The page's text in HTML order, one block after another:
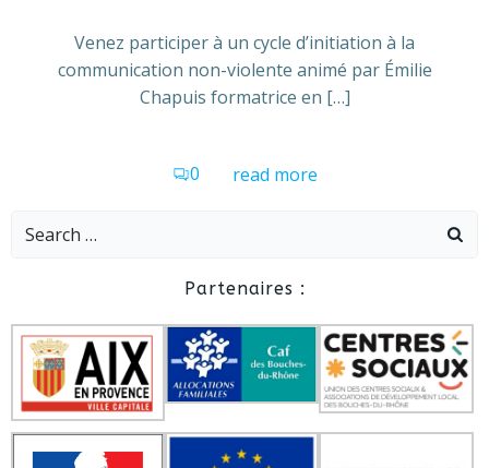
Venez participer à un cycle d’initiation à la
communication non-violente animé par Émilie
Chapuis formatrice en […]
0 read more
Search
Partenaires :